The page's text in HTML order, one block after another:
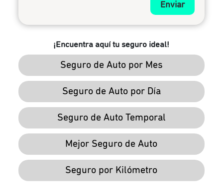
Enviar
¡Encuentra aquí tu seguro ideal!
Seguro de Auto por Mes
Seguro de Auto por Día
Seguro de Auto Temporal
Mejor Seguro de Auto
Seguro por Kilómetro